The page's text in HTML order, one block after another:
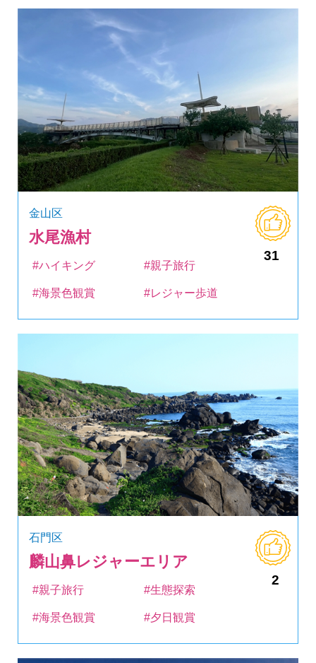
金山区
水尾漁村
31
#ハイキング #親子旅行
#海景色観賞 #レジャー歩道
石門区
麟山鼻レジャーエリア
2
#親子旅行 #生態探索
#海景色観賞 #夕日観賞